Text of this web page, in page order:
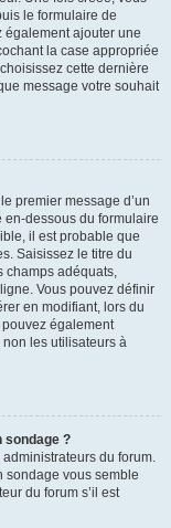
le formulaire de
également ajouter une
la case appropriée
cette dernière
message votre souhait
premier message d’un
en-dessous du formulaire
il est probable que
Saisissez le titre du
champs adéquats,
Vous pouvez définir
en modifiant, lors du
également
les utilisateurs à
sondage ?
administrateurs du forum.
sondage vous semble
du forum s’il est